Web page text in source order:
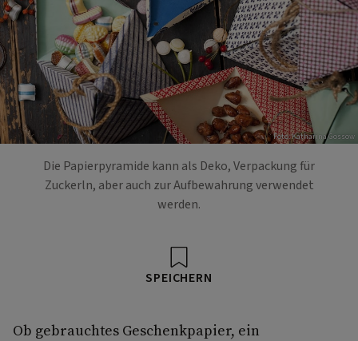
Foto: Katharina Gossow
Die Papierpyramide kann als Deko, Verpackung für
Zuckerln, aber auch zur Aufbewahrung verwendet
werden.
SPEICHERN
Ob gebrauchtes Geschenkpapier, ein